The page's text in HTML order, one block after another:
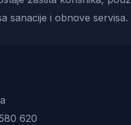
sanacije i obnove servisa.
620